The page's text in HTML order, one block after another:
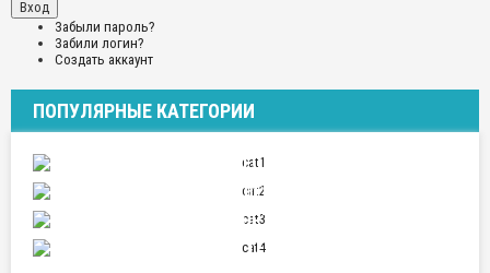
Забыли пароль?
Забили логин?
Создать аккаунт
ПОПУЛЯРНЫЕ КАТЕГОРИИ
ПУТЕШЕСТВИЯ
ОТНОШЕНИЯ
СПОРТ
НАУКА И ТЕХНИКА